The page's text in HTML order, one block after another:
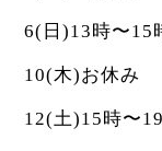
6(日)13時〜15
10(木)お休み
12(土)15時〜